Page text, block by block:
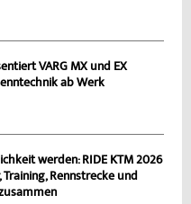
VARG MX und EX
ab Werk
werden: RIDE KTM 2026
Rennstrecke und